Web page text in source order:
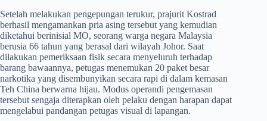
​Setelah melakukan pengepungan terukur, prajurit Kostrad
berhasil mengamankan pria asing tersebut yang kemudian
diketahui berinisial MO, seorang warga negara Malaysia
berusia 66 tahun yang berasal dari wilayah Johor. Saat
dilakukan pemeriksaan fisik secara menyeluruh terhadap
barang bawaannya, petugas menemukan 20 paket besar
narkotika yang disembunyikan secara rapi di dalam kemasan
Teh China berwarna hijau. Modus operandi pengemasan
tersebut sengaja diterapkan oleh pelaku dengan harapan dapat
mengelabui pandangan petugas visual di lapangan.